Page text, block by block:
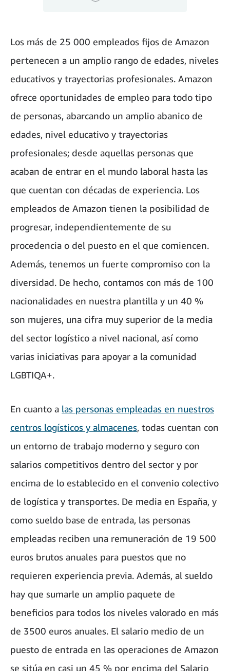
Los más de 25 000 empleados fijos de Amazon
pertenecen a un amplio rango de edades, niveles
educativos y trayectorias profesionales. Amazon
ofrece oportunidades de empleo para todo tipo
de personas, abarcando un amplio abanico de
edades, nivel educativo y trayectorias
profesionales; desde aquellas personas que
acaban de entrar en el mundo laboral hasta las
que cuentan con décadas de experiencia. Los
empleados de Amazon tienen la posibilidad de
progresar, independientemente de su
procedencia o del puesto en el que comiencen.
Además, tenemos un fuerte compromiso con la
diversidad. De hecho, contamos con más de 100
nacionalidades en nuestra plantilla y un 40 %
son mujeres, una cifra muy superior de la media
del sector logístico a nivel nacional, así como
varias iniciativas para apoyar a la comunidad
LGBTIQA+.
En cuanto a las personas empleadas en nuestros
centros logísticos y almacenes, todas cuentan con
un entorno de trabajo moderno y seguro con
salarios competitivos dentro del sector y por
encima de lo establecido en el convenio colectivo
de logística y transportes. De media en España, y
como sueldo base de entrada, las personas
empleadas reciben una remuneración de 19 500
euros brutos anuales para puestos que no
requieren experiencia previa. Además, al sueldo
hay que sumarle un amplio paquete de
beneficios para todos los niveles valorado en más
de 3500 euros anuales. El salario medio de un
puesto de entrada en las operaciones de Amazon
se sitúa en casi un 45 % por encima del Salario